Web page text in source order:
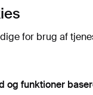
for brug af
og funktioner